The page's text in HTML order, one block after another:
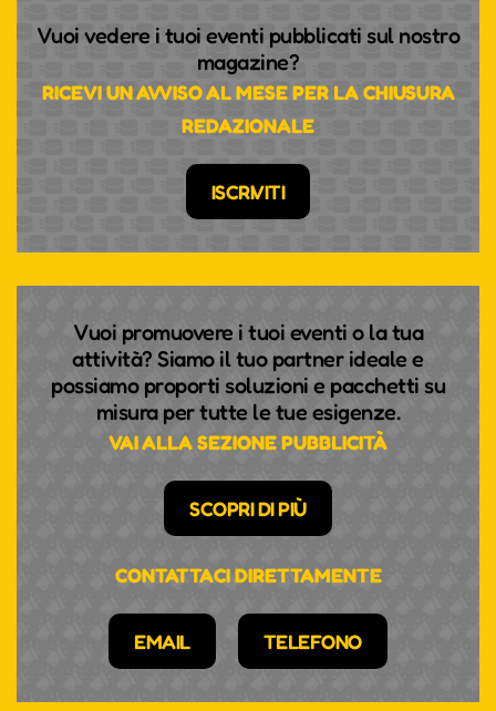
Vuoi vedere i tuoi eventi pubblicati sul nostro
magazine?
RICEVI UN AVVISO AL MESE PER LA CHIUSURA
REDAZIONALE
ISCRIVITI
Vuoi promuovere i tuoi eventi o la tua
attività? Siamo il tuo partner ideale e
possiamo proporti soluzioni e pacchetti su
misura per tutte le tue esigenze.
VAI ALLA SEZIONE PUBBLICITÀ
SCOPRI DI PIÙ
CONTATTACI DIRETTAMENTE
EMAIL TELEFONO